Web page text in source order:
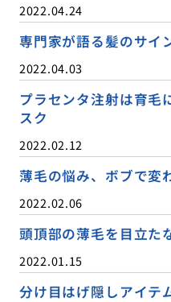
2022.04.24
専門家が語る髪のサイ
2022.04.03
プラセンタ注射は育毛
スク
2022.02.12
薄毛の悩み、ボブで変
2022.02.06
頭頂部の薄毛を目立た
2022.01.15
分け目はげ隠しアイテ